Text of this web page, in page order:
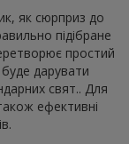
як сюрприз до
підібране
простий
дарувати
свят.. Для
ефективні